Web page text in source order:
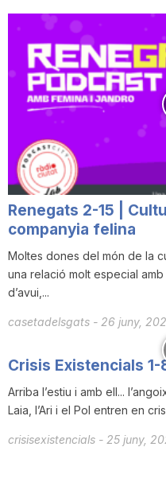
C
u
t
a
t
Renegats 2-15 |
companyia felina
Moltes dones del món de la
una relació molt especial
d’avui,...
casetadelsgats - 26 juny,
Crisis Existencials
Arriba l’estiu i amb ell...
Laia, l’Ari i el Pol entren en
crisisexistencials - 25 juny,